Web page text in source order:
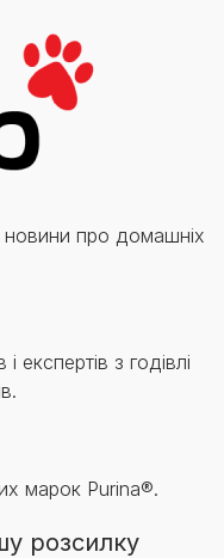
новини про домашніх
експертів з годівлі
марок Purina®.
розсилку